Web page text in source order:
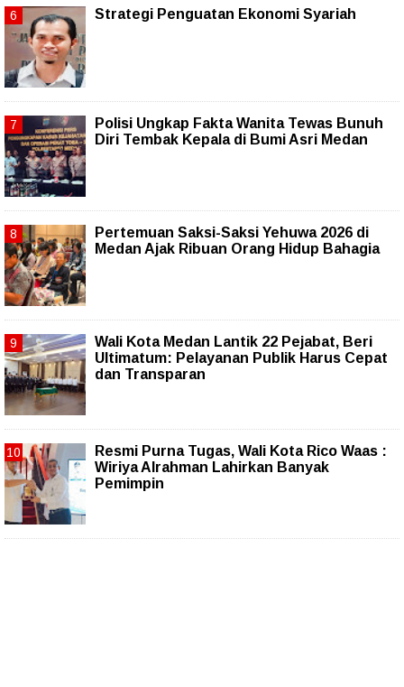
Strategi Penguatan Ekonomi Syariah
Polisi Ungkap Fakta Wanita Tewas Bunuh
Diri Tembak Kepala di Bumi Asri Medan
Pertemuan Saksi-Saksi Yehuwa 2026 di
Medan Ajak Ribuan Orang Hidup Bahagia
Wali Kota Medan Lantik 22 Pejabat, Beri
Ultimatum: Pelayanan Publik Harus Cepat
dan Transparan
Resmi Purna Tugas, Wali Kota Rico Waas :
Wiriya Alrahman Lahirkan Banyak
Pemimpin